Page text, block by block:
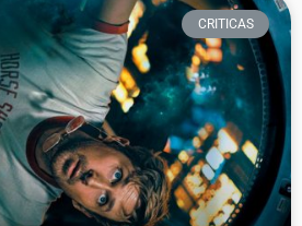
CRITICAS